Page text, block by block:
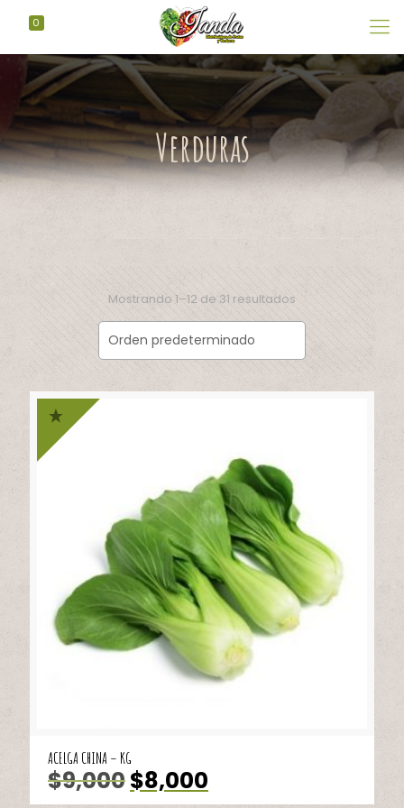
0
Verduras
Mostrando 1–12 de 31 resultados
ACELGA CHINA – KG
$9,000El
precio
$8,000
precio